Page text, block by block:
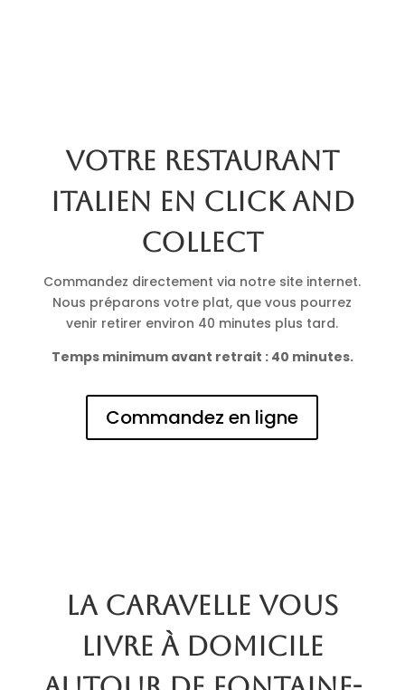
Votre restaurant
italien en click and
collect
Commandez directement via notre site internet.
Nous préparons votre plat, que vous pourrez
venir retirer environ 40 minutes plus tard.
Temps minimum avant retrait : 40 minutes.
Commandez en ligne
La Caravelle vous
livre à domicile